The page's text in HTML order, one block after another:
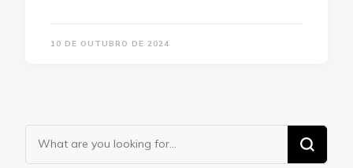
10 DE OUTUBRO DE 2024
Looking
for